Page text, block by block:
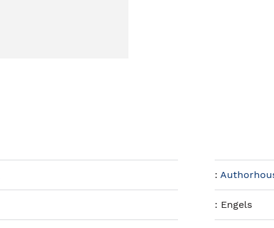
:
: Engels